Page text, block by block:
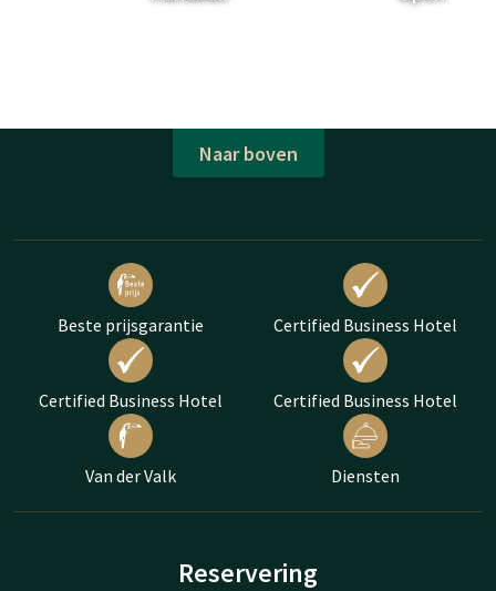
Naar boven
Beste prijsgarantie Certified Business Hotel
Certified Business Hotel Certified Business Hotel
Van der Valk Diensten
Reservering